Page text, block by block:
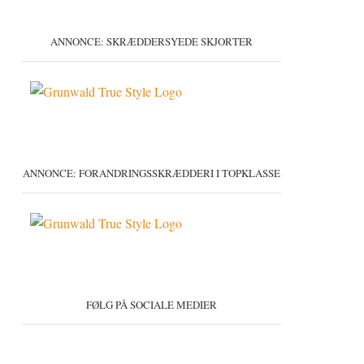
ANNONCE: SKRÆDDERSYEDE SKJORTER
ANNONCE: FORANDRINGSSKRÆDDERI I TOPKLASSE
FØLG PÅ SOCIALE MEDIER